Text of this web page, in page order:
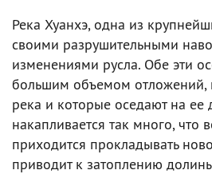
Река Хуанхэ, одна из
своими разрушительными
изменениями русла. Обе эти
большим объемом отложений,
река и которые оседают на
накапливается так много, что
приходится прокладывать
приводит к затоплению